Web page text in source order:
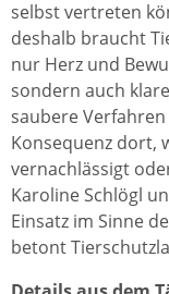
selbst vertreten
deshalb braucht
nur Herz und
sondern auch
saubere
Konsequenz dort,
vernachlässigt
Karoline Schlögl
Einsatz im Sinne
betont